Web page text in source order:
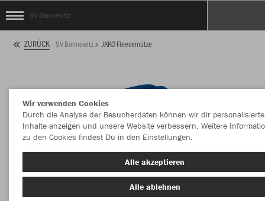
SV Bannewitz
ZURÜCK SV Bannewitz JAKO Fleecemütze
Wir verwenden Cookies
Durch die Analyse der Besucherdaten können wir dir personalisierte
Inhalte anzeigen und unsere Website verbessern. Weitere
zu den Cookies findest Du in den Einstellungen.
Alle akzeptieren
Alle ablehnen